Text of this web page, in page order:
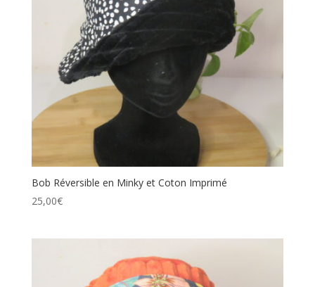
Bob Réversible en Minky et Coton Imprimé
25,00€